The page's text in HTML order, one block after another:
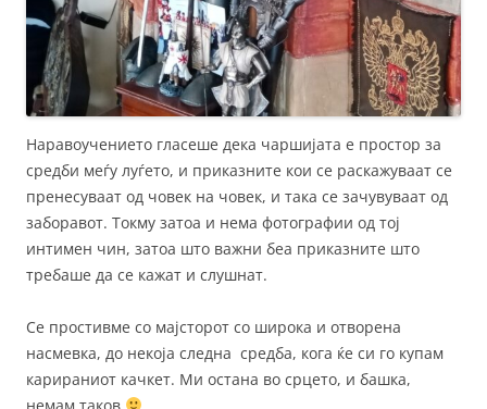
Наравоучението гласеше дека чаршијата е простор за
средби меѓу луѓето, и приказните кои се раскажуваат се
пренесуваат од човек на човек, и така се зачувуваат од
заборавот. Токму затоа и нема фотографии од тој
интимен чин, затоа што важни беа приказните што
требаше да се кажат и слушнат.
Се простивме со мајсторот со широка и отворена
насмевка, до некоја следна средба, кога ќе си го купам
карираниот качкет. Ми остана во срцето, и башка,